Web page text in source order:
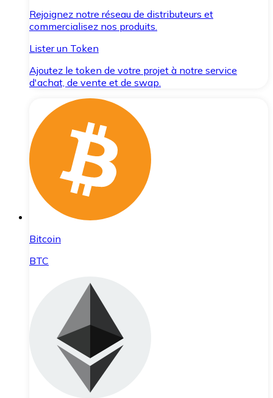
Rejoignez notre réseau de distributeurs et
commercialisez nos produits.
Lister un Token
Ajoutez le token de votre projet à notre service
d'achat, de vente et de swap.
Bitcoin
BTC